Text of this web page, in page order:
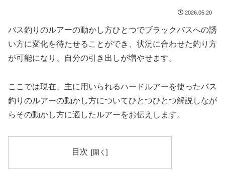
2026.05.20
バス釣りのルアーの動かし方ひとつでブラックバスへの誘
い方に変化を待たせることができ、状況に合わせた釣り方
が可能になり、自分の引き出しが増やせます。
ここでは現在、主に用いられるハードルアーを使ったバス
釣りのルアーの動かし方についてひとつひとつ解説しなが
らその動かし方に適したルアーをお伝えします。
目次